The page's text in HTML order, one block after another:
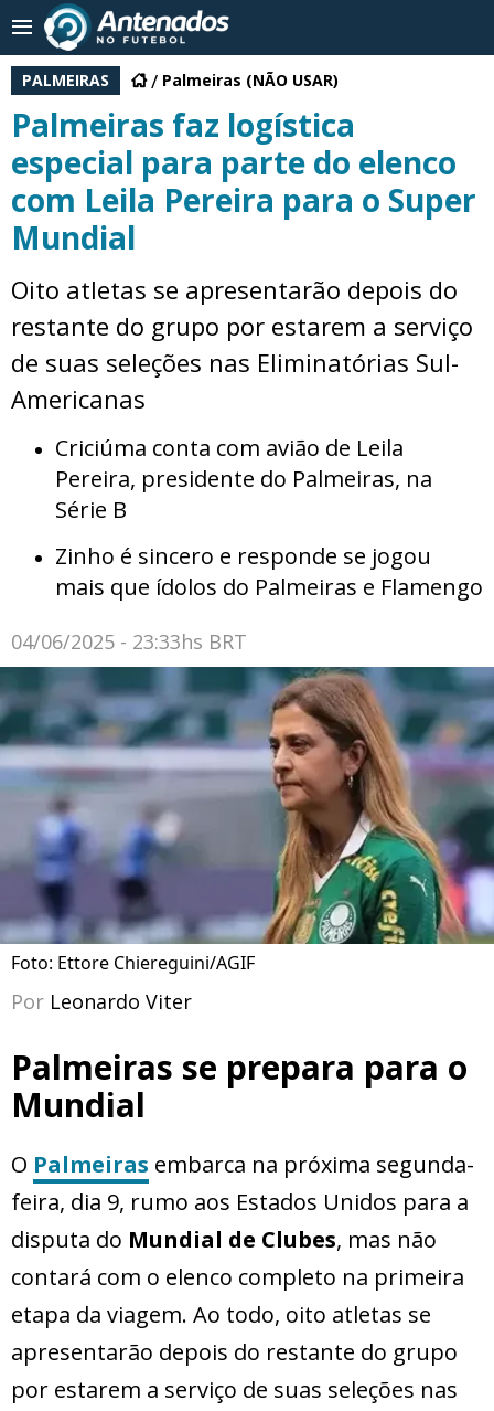
PALMEIRAS Palmeiras (NÃO USAR)
Palmeiras faz logística
especial para parte do elenco
com Leila Pereira para o Super
Mundial
Oito atletas se apresentarão depois do
restante do grupo por estarem a serviço
de suas seleções nas Eliminatórias Sul-
Americanas
Criciúma conta com avião de Leila
Pereira, presidente do Palmeiras, na
Série B
Zinho é sincero e responde se jogou
mais que ídolos do Palmeiras e Flamengo
04/06/2025 - 23:33hs BRT
Foto: Ettore Chiereguini/AGIF
Por Leonardo Viter
Palmeiras se prepara para o
Mundial
O Palmeiras embarca na próxima segunda-
feira, dia 9, rumo aos Estados Unidos para a
disputa do Mundial de Clubes, mas não
contará com o elenco completo na primeira
etapa da viagem. Ao todo, oito atletas se
apresentarão depois do restante do grupo
por estarem a serviço de suas seleções nas